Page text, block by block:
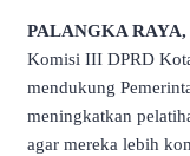
PALANGKA RAYA,
Komisi III DPRD
mendukung
meningkatkan
agar mereka lebih